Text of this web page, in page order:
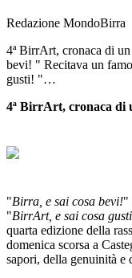
Redazione MondoBirra
4ª BirrArt, cronaca di
bevi! " Recitava un
gusti! "…
4ª BirrArt, cronaca di
"Birra, e sai cosa bevi!"
"BirrArt, e sai cosa
quarta edizione della
domenica scorsa a
sapori, della genuinità e